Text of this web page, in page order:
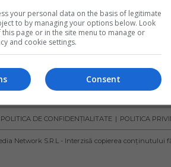
POLITICA DE CONFIDENȚIALITATE POLITICA
Network S.R.L - Interzisă copierea conținutului
your personal data on the basis of legitimate
to by managing your options below. Look
page or in the site menu to manage or
and cookie settings.
Consent